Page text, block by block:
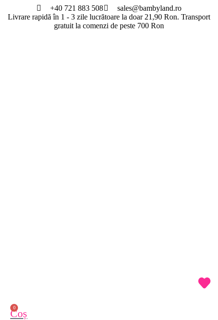
la
+40 721 883 508
sales@bambyland.ro
Livrare rapidă în 1 - 3 zile lucrătoare la doar 21,90 Ron. Transport
gratuit la comenzi de peste 700 Ron
0
Coș